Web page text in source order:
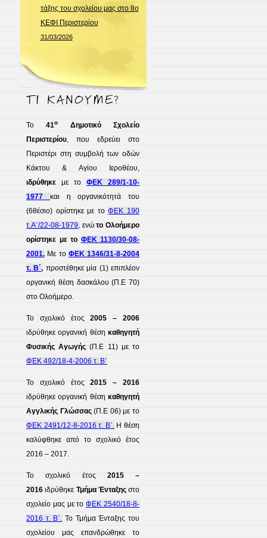
τάξης του σχολείου μας στο 8ο
ΚΕΦΙ Περιστερίου
31/03/2026
Το41ο
Δημοτικό Σχολείο
Περιστερίου, που εδρεύει στο
Περιστέρι στη συμβολή των οδών
Κάκτου & Αγίου Ιεροθέου,
ιδρύθηκε με το ΦΕΚ 289/1-10-
1977
και η οργανικότητά του
(6θέσιο) ορίστηκε με τοΦΕΚ 190
τ.Α΄/22-08-1979, ενώτο Ολοήμερο
ορίστηκε με το ΦΕΚ 1130/30-08-
2001. Με το ΦΕΚ 1346/31-8-2004
τ. Β΄, προστέθηκε μία (1) επιπλέον
οργανική θέση δασκάλου (Π.Ε 70)
στο Ολοήμερο.
Το σχολικό έτος2005 – 2006
ιδρύθηκε οργανική θέση καθηγητή
Φυσικής Αγωγής (Π.Ε 11) με το
ΦΕΚ 492/18-4-2006 τ. Β΄
Το σχολικό έτος2015 – 2016
ιδρύθηκε οργανική θέση καθηγητή
Αγγλικής Γλώσσας(Π.Ε 06) με το
ΦΕΚ 2491/12-8-2016 τ. Β΄.Η θέση
καλύφθηκε από το σχολικό έτος
2016 – 2017.
Το σχολικό έτος 2015 –
2016 ιδρύθηκε Τμήμα Ένταξηςστο
σχολείο μας με τοΦΕΚ 2540/18-8-
2016 τ. Β΄. Το Τμήμα Ένταξης του
σχολείου μας επανδρώθηκε το